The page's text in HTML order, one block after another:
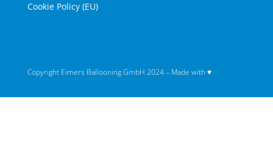
Cookie Policy (EU)
Copyright Eimers Ballooning GmbH 2024 – Made with ♥